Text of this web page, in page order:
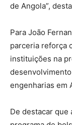
de Angola”,
Para João
parceria reforça
instituições na
engenharias em
De destacar que